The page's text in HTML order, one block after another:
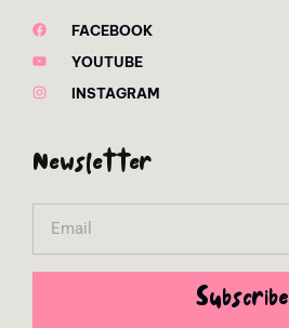
FACEBOOK
YOUTUBE
INSTAGRAM
Newsletter
Subscribe